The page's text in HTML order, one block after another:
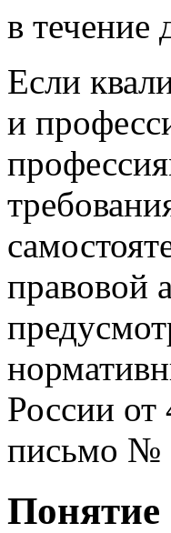
в течение
Если
и
правовой
России
письмо №